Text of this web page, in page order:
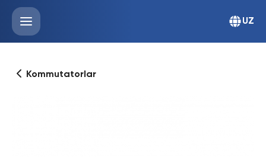
UZ
Kommutatorlar